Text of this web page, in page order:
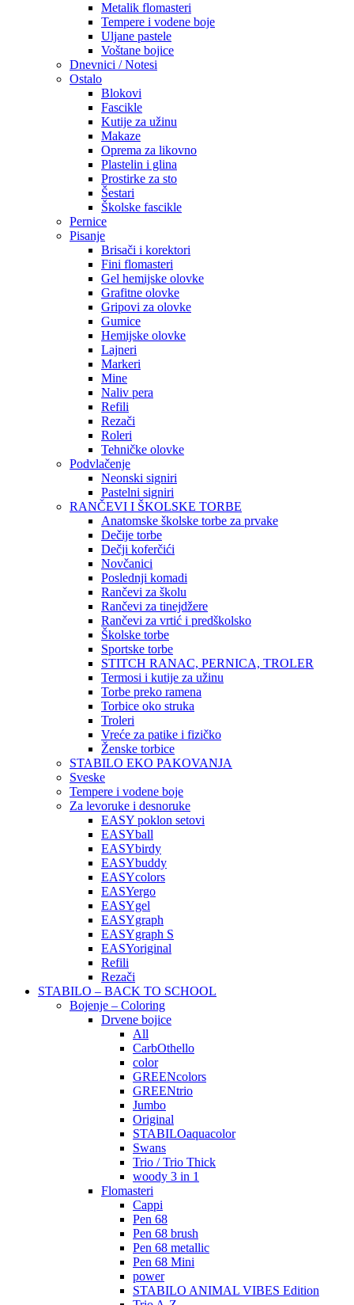
Metalik flomasteri
Tempere i vodene boje
Uljane pastele
Voštane bojice
Dnevnici / Notesi
Ostalo
Blokovi
Fascikle
Kutije za užinu
Makaze
Oprema za likovno
Plastelin i glina
Prostirke za sto
Šestari
Školske fascikle
Pernice
Pisanje
Brisači i korektori
Fini flomasteri
Gel hemijske olovke
Grafitne olovke
Gripovi za olovke
Gumice
Hemijske olovke
Lajneri
Markeri
Mine
Naliv pera
Refili
Rezači
Roleri
Tehničke olovke
Podvlačenje
Neonski signiri
Pastelni signiri
RANČEVI I ŠKOLSKE TORBE
Anatomske školske torbe za prvake
Dečije torbe
Dečji koferčići
Novčanici
Poslednji komadi
Rančevi za školu
Rančevi za tinejdžere
Rančevi za vrtić i predškolsko
Školske torbe
Sportske torbe
STITCH RANAC, PERNICA, TROLER
Termosi i kutije za užinu
Torbe preko ramena
Torbice oko struka
Troleri
Vreće za patike i fizičko
Ženske torbice
STABILO EKO PAKOVANJA
Sveske
Tempere i vodene boje
Za levoruke i desnoruke
EASY poklon setovi
EASYball
EASYbirdy
EASYbuddy
EASYcolors
EASYergo
EASYgel
EASYgraph
EASYgraph S
EASYoriginal
Refili
Rezači
STABILO – BACK TO SCHOOL
Bojenje – Coloring
Drvene bojice
All
CarbOthello
color
GREENcolors
GREENtrio
Jumbo
Original
STABILOaquacolor
Swans
Trio / Trio Thick
woody 3 in 1
Flomasteri
Cappi
Pen 68
Pen 68 brush
Pen 68 metallic
Pen 68 Mini
power
STABILO ANIMAL VIBES Edition